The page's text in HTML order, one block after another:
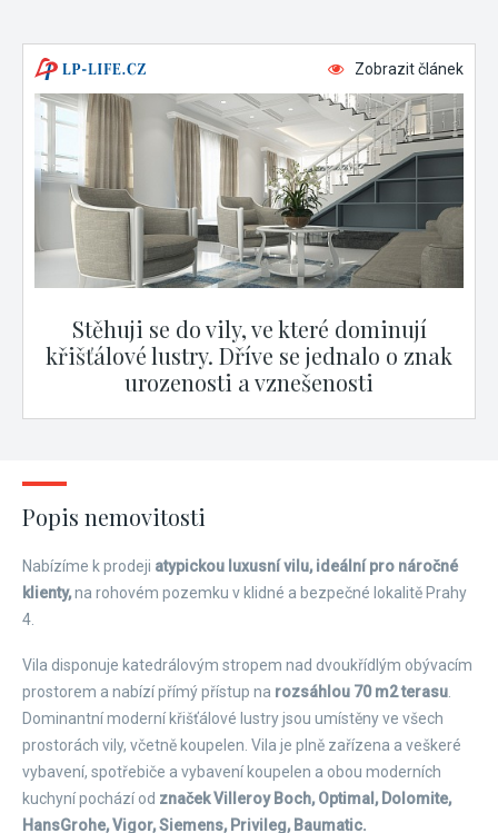
Zobrazit článek
Stěhuji se do vily, ve které dominují
křišťálové lustry. Dříve se jednalo o znak
urozenosti a vznešenosti
Popis nemovitosti
Nabízíme k prodeji atypickou luxusní vilu, ideální pro náročné
klienty,na rohovém pozemku v klidné a bezpečné lokalitě Prahy
4.
Vila disponuje katedrálovým stropem nad dvoukřídlým obývacím
prostorem a nabízí přímý přístup na rozsáhlou 70 m2 terasu
Dominantní moderní křišťálové lustry jsou umístěny ve všech
prostorách vily, včetně koupelen. Vila je plně zařízena a veškeré
vybavení, spotřebiče a vybavení koupelen a obou moderních
kuchyní pochází od značek Villeroy Boch, Optimal, Dolomite,
HansGrohe, Vigor, Siemens, Privileg, Baumatic.